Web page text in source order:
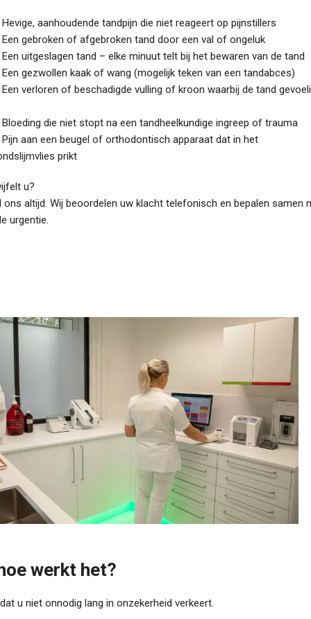
Hevige, aanhoudende tandpijn die niet reageert op pijnstillers
Een gebroken of afgebroken tand door een val of ongeluk
Een uitgeslagen tand – elke minuut telt bij het bewaren van de tand
Een gezwollen kaak of wang (mogelijk teken van een tandabces)
Een verloren of beschadigde vulling of kroon waarbij de tand
Bloeding die niet stopt na een tandheelkundige ingreep of trauma
Pijn aan een beugel of orthodontisch apparaat dat in het
prikt
u?
ons altijd. Wij beoordelen uw klacht telefonisch en bepalen samen
urgentie.
werkt het?
u niet onnodig lang in onzekerheid verkeert.